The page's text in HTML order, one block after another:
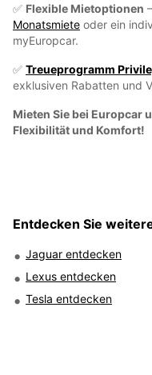
✅ Flexible Mietoptionen
Monatsmiete oder ein
myEuropcar.
✅ Treueprogramm
exklusiven Rabatten und
Mieten Sie bei Europcar
Flexibilität und Komfort!
Entdecken Sie
Jaguar entdecken
Lexus entdecken
Tesla entdecken